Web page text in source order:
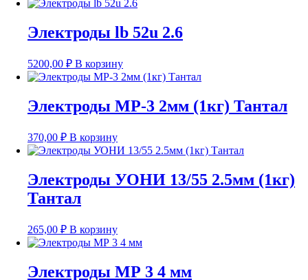
Электроды lb 52u 2.6
5200,00 ₽ В корзину
Электроды МР-3 2мм (1кг) Тантал
370,00 ₽ В корзину
Электроды УОНИ 13/55 2.5мм (1кг)
Тантал
265,00 ₽ В корзину
Электроды МР 3 4 мм